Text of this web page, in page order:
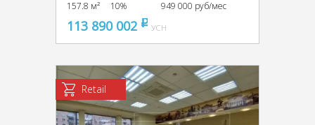
157.8 м² 10% 949 000 руб/мес
113 890 002 pуб
УСН
Retail